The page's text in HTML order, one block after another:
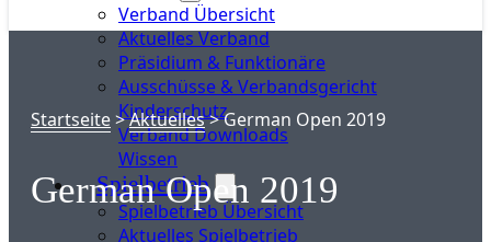
Verband Übersicht
Aktuelles Verband
Präsidium & Funktionäre
Ausschüsse & Verbandsgericht
Kinderschutz
Verband Downloads
Wissen
Spielbetrieb
Spielbetrieb Übersicht
Aktuelles Spielbetrieb
Startseite>Aktuelles>German Open 2019
German Open 2019